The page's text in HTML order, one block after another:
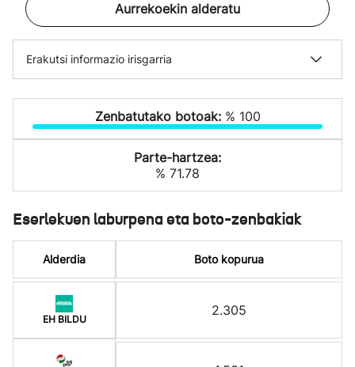
Aurrekoekin alderatu
Erakutsi informazio irisgarria
Zenbatutako botoak: % 100
Parte-hartzea:
% 71.78
Eserlekuen laburpena eta boto-zenbakiak
Alderdia
EH BILDU
Boto kopurua
2.305